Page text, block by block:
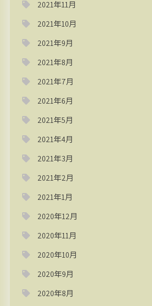
2021年11月
2021年10月
2021年9月
2021年8月
2021年7月
2021年6月
2021年5月
2021年4月
2021年3月
2021年2月
2021年1月
2020年12月
2020年11月
2020年10月
2020年9月
2020年8月